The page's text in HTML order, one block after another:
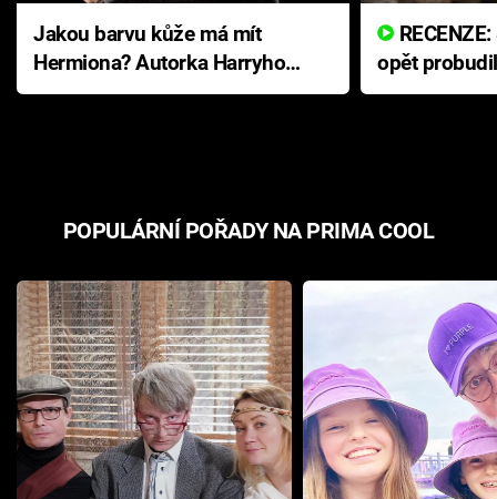
Jakou barvu kůže má mít
Hermiona? Autorka Harryho
Pottera přišla s ráznou
opět
přichází s
POPULÁRNÍ POŘADY NA PRIMA COOL